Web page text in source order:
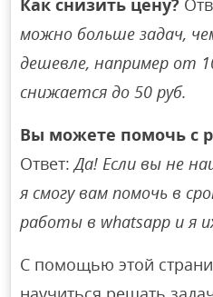
Как снизить цену?
можно больше задач,
дешевле, например от
снижается до 50 руб.
Вы можете помочь с
Ответ:Да! Если вы не
я смогу вам помочь в
работы в whatsapp и я
С помощью этой